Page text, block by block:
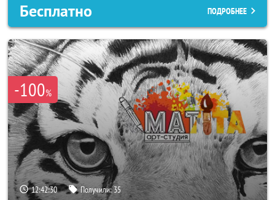
Бесплатно ПОДРОБНЕЕ
-100%
12:42:28 Получили:35